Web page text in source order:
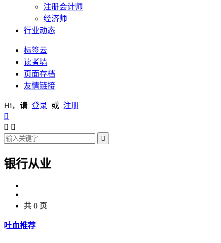
注册会计师
经济师
行业动态
标签云
读者墙
页面存档
友情链接
Hi，请 登录 或 注册

 

银行从业
共 0 页
吐血推荐